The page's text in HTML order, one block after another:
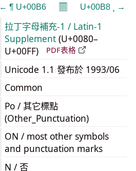
← ¶ U+00B6 𝄜 U+00B8 ¸ →
拉丁字母補充-1 / Latin-1
Supplement (U+0080–
U+00FF)
PDF表格
Unicode 1.1 發布於 1993/06
Common
Po / 其它標點
(Other_Punctuation)
ON / most other symbols
and punctuation marks
N / 否